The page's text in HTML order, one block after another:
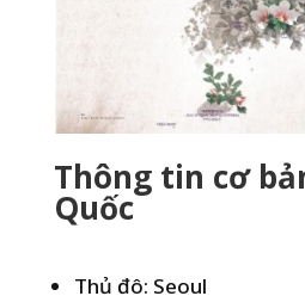
Thông tin cơ
Quốc
Thủ đô: Seoul